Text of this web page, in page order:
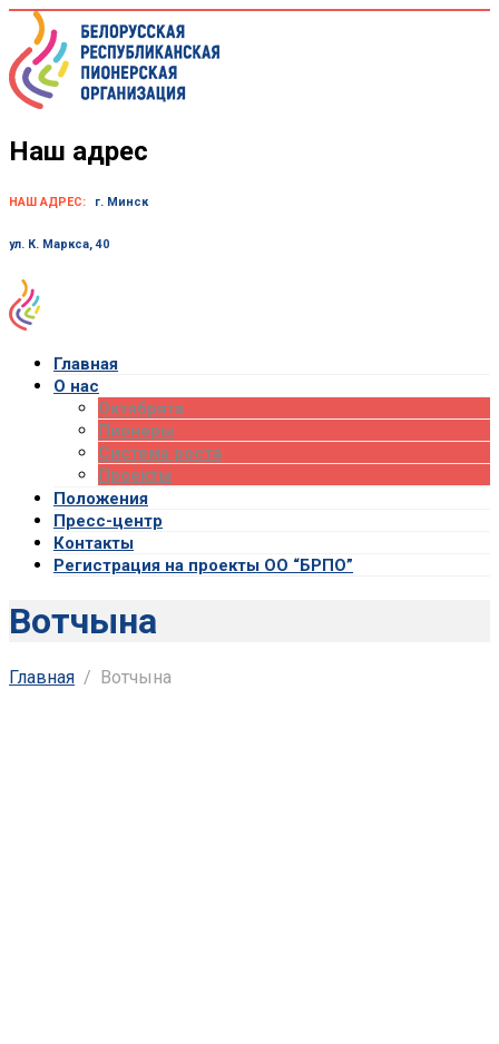
Skip
content
Наш адрес
НАШ АДРЕС: г. Минск
ул. К. Маркса, 40
Главная
О нас
Октябрята
Пионеры
Система роста
Проекты
Положения
Пресс-центр
Контакты
Регистрация на проекты ОО “БРПО”
Вотчына
Главная Вотчына